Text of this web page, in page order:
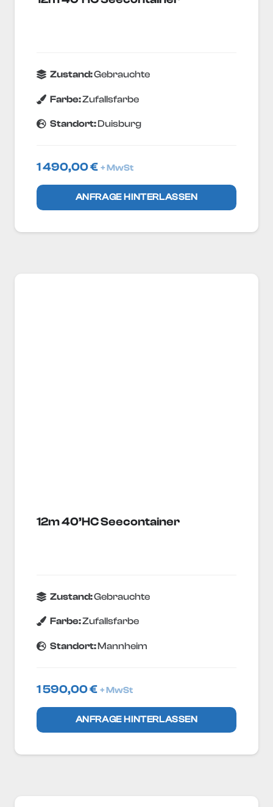
Zustand:Gebrauchte
Farbe:Zufallsfarbe
Standort:Duisburg
1 490,00€ + MwSt
ANFRAGE HINTERLASSEN
12m 40’HC Seecontainer
Zustand:Gebrauchte
Farbe:Zufallsfarbe
Standort:Mannheim
1 590,00€ + MwSt
ANFRAGE HINTERLASSEN